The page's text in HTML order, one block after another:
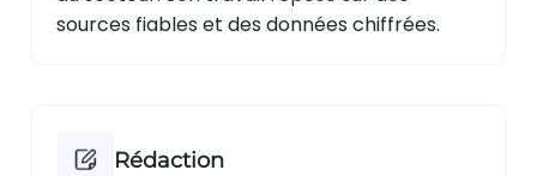
sources fiables et des données chiffrées.
Rédaction